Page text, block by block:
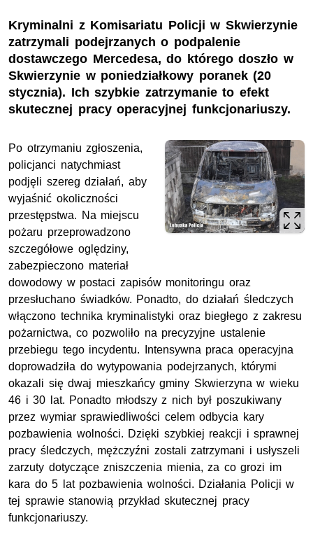
Kryminalni z Komisariatu Policji w Skwierzynie
zatrzymali podejrzanych o podpalenie
dostawczego Mercedesa, do którego doszło w
Skwierzynie w poniedziałkowy poranek (20
stycznia). Ich szybkie zatrzymanie to efekt
skutecznej pracy operacyjnej funkcjonariuszy.
Po otrzymaniu zgłoszenia,
policjanci natychmiast
podjęli szereg działań, aby
wyjaśnić okoliczności
przestępstwa. Na miejscu
pożaru przeprowadzono
szczegółowe oględziny,
zabezpieczono materiał
dowodowy w postaci zapisów monitoringu oraz
przesłuchano świadków. Ponadto, do działań śledczych
włączono technika kryminalistyki oraz biegłego z zakresu
pożarnictwa, co pozwoliło na precyzyjne ustalenie
przebiegu tego incydentu. Intensywna praca operacyjna
doprowadziła do wytypowania podejrzanych, którymi
okazali się dwaj mieszkańcy gminy Skwierzyna w wieku
46 i 30 lat. Ponadto młodszy z nich był poszukiwany
przez wymiar sprawiedliwości celem odbycia kary
pozbawienia wolności. Dzięki szybkiej reakcji i sprawnej
pracy śledczych, mężczyźni zostali zatrzymani i usłyszeli
zarzuty dotyczące zniszczenia mienia, za co grozi im
kara do 5 lat pozbawienia wolności. Działania Policji w
tej sprawie stanowią przykład skutecznej pracy
funkcjonariuszy.